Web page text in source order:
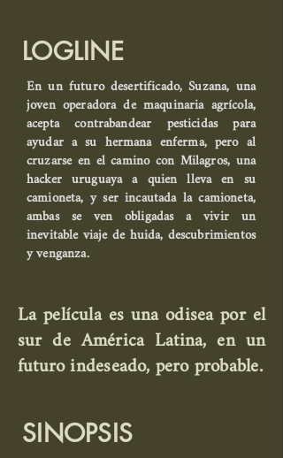
LOGLINE
En un futuro desertificado, Suzana, una
joven operadora de maquinaria agrícola,
acepta contrabandear pesticidas para
ayudar a su hermana enferma, pero al
cruzarse en el camino con Milagros, una
hacker uruguaya a quien lleva en su
camioneta, y ser incautada la camioneta,
ambas se ven obligadas a vivir un
inevitable viaje de huida, descubrimientos
y venganza.
La película es una odisea por el
sur de América Latina, en un
futuro indeseado, pero probable.
SINOPSIS